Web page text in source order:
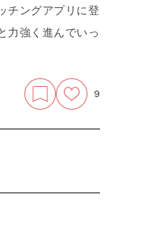
チングアプリに登
力強く進んでいっ
9